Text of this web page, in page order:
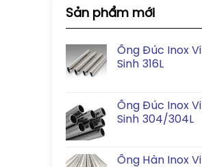
Sản phẩm mới
Ống Đúc Inox Vi
Sinh 316L
Ống Đúc Inox Vi
Sinh 304/304L
Ống Hàn Inox Vi